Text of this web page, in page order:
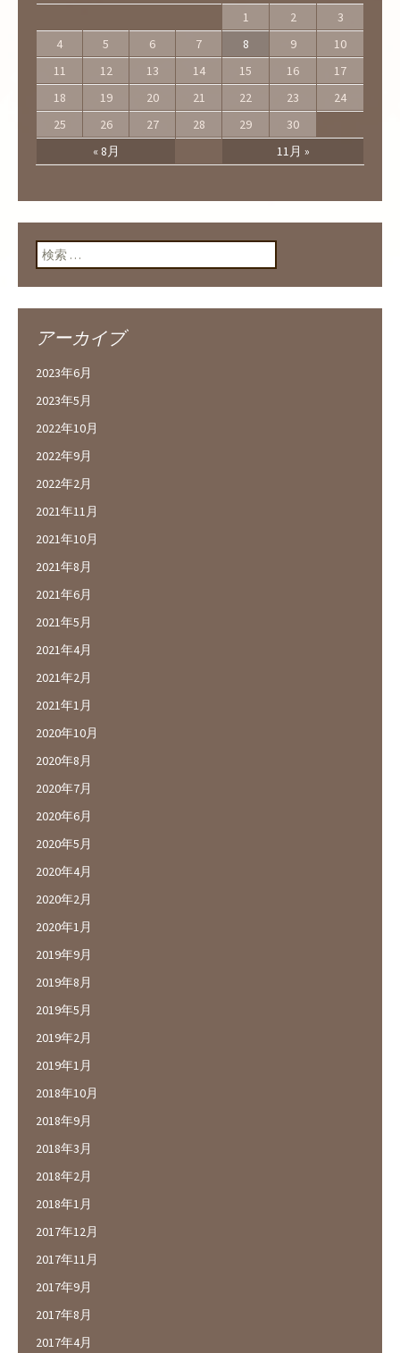
« 8月 11月 »
1 2
3
4
5 6 7 8 9
10
11
12 13 14 15 16
17
18
19 20 21 22 23
24
25
26 27 28 29 30
検索:
アーカイブ
2023年6月
2023年5月
2022年10月
2022年9月
2022年2月
2021年11月
2021年10月
2021年8月
2021年6月
2021年5月
2021年4月
2021年2月
2021年1月
2020年10月
2020年8月
2020年7月
2020年6月
2020年5月
2020年4月
2020年2月
2020年1月
2019年9月
2019年8月
2019年5月
2019年2月
2019年1月
2018年10月
2018年9月
2018年3月
2018年2月
2018年1月
2017年12月
2017年11月
2017年9月
2017年8月
2017年4月